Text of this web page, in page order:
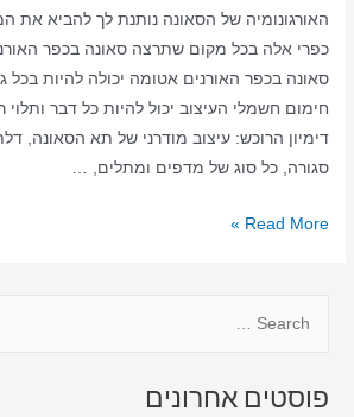
האורגונומיה של הסאונה נותנת לך להביא את
כפרי אלה בכל מקום שתרצה סאונה בכפר
סאונה בכפר האורנים אטומה יכולה להיות בכל
חימום חשמלי העיצוב יכול להיות כל דבר
דימיון הרוכש: עיצוב מודרני של תא הסאונה,
סגורה, כל סוג של מדפים ומתלים, …
סאונה
יבשה
Read More »
rפוסטים אחרונים